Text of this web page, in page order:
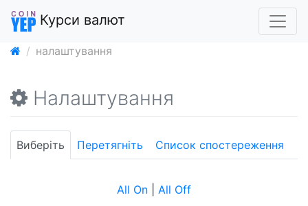
Курси валют
налаштування
Налаштування
Виберіть Перетягніть Список спостереження
All On All Off